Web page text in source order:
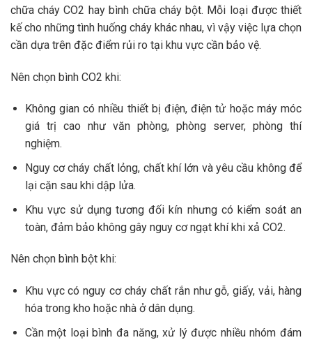
chữa cháy CO2 hay bình chữa cháy bột. Mỗi loại được thiết
kế cho những tình huống cháy khác nhau, vì vậy việc lựa chọn
cần dựa trên đặc điểm rủi ro tại khu vực cần bảo vệ.
Nên chọn bình CO2 khi:
Không gian có nhiều thiết bị điện, điện tử hoặc máy móc
giá trị cao như văn phòng, phòng server, phòng thí
nghiệm.
Nguy cơ cháy chất lỏng, chất khí lớn và yêu cầu không để
lại cặn sau khi dập lửa.
Khu vực sử dụng tương đối kín nhưng có kiểm soát an
toàn, đảm bảo không gây nguy cơ ngạt khí khi xả CO2.
Nên chọn bình bột khi:
Khu vực có nguy cơ cháy chất rắn như gỗ, giấy, vải, hàng
hóa trong kho hoặc nhà ở dân dụng.
Cần một loại bình đa năng, xử lý được nhiều nhóm đám